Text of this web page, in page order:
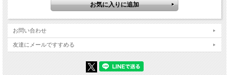
お問い合わせ
友達にメールですすめる